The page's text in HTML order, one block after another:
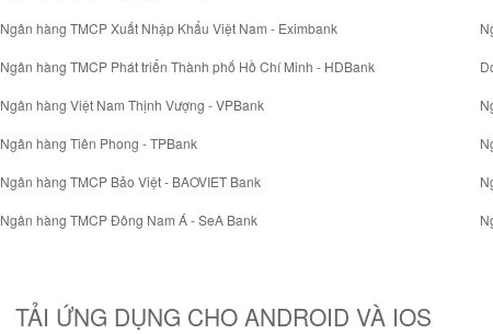
Ngân hàng TMCP Xuất Nhập Khẩu Việt Nam - Eximbank
Ngân hàng TMCP Phát triển Thành phố Hồ Chí Minh - HDBank
Ngân hàng Việt Nam Thịnh Vượng - VPBank
Ngân hàng Tiên Phong - TPBank
Ngân hàng TMCP Bảo Việt - BAOVIET Bank
Ngân hàng TMCP Đông Nam Á - SeA Bank
TẢI ỨNG DỤNG CHO ANDROID VÀ IOS